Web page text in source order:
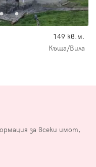
149 кв.м.
Къща/Вила
за всеки имот,